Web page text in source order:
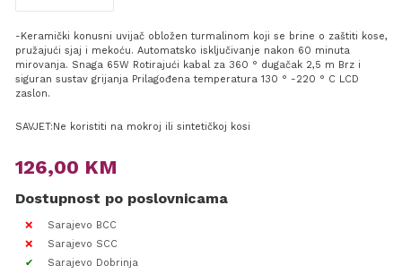
-Keramički konusni uvijač obložen turmalinom koji se brine o zaštiti kose,
pružajući sjaj i mekoću. Automatsko isključivanje nakon 60 minuta
mirovanja. Snaga 65W Rotirajući kabal za 360 ° dugačak 2,5 m Brz i
siguran sustav grijanja Prilagođena temperatura 130 ° -220 ° C LCD
zaslon.
SAVJET:Ne koristiti na mokroj ili sintetičkoj kosi
126,00 KM
Dostupnost po poslovnicama
Sarajevo BCC
Sarajevo SCC
Sarajevo Dobrinja